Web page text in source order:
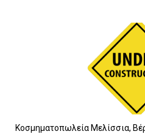
Κοσμηματοπωλεία Μελίσσια,